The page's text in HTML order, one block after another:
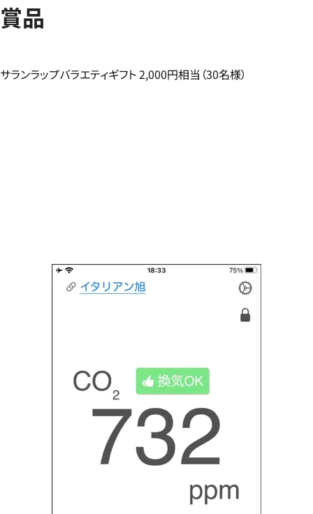
賞品
サランラップバラエティギフト 2,000円相当（30名様）